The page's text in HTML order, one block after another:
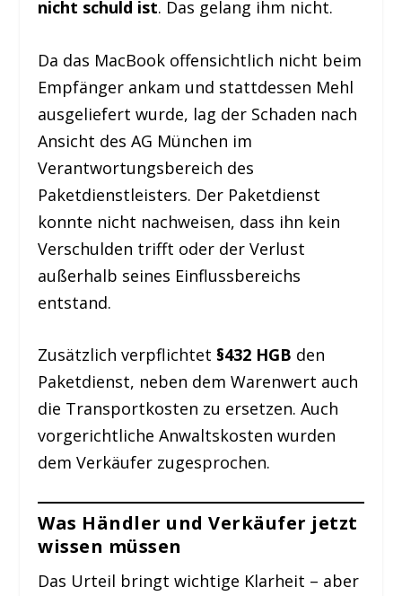
nicht schuld ist. Das gelang ihm nicht.
Da das MacBook offensichtlich nicht beim
Empfänger ankam und stattdessen Mehl
ausgeliefert wurde, lag der Schaden nach
Ansicht des AG München im
Verantwortungsbereich des
Paketdienstleisters. Der Paketdienst
konnte nicht nachweisen, dass ihn kein
Verschulden trifft oder der Verlust
außerhalb seines Einflussbereichs
entstand.
Zusätzlich verpflichtet §432 HGB den
Paketdienst, neben dem Warenwert auch
die Transportkosten zu ersetzen. Auch
vorgerichtliche Anwaltskosten wurden
dem Verkäufer zugesprochen.
Was Händler und Verkäufer jetzt
wissen müssen
Das Urteil bringt wichtige Klarheit – aber